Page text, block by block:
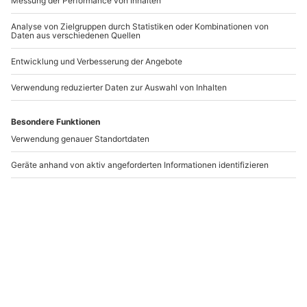
-15% CLUB DEAL
Ayurveda Massage
Meschede
Meschede
1 Person
82,90 €
Floating Neumünster
94,90 €